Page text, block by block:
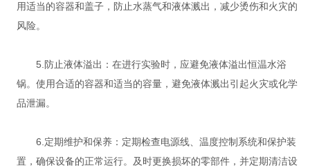
用适当的容器和盖子，防止水蒸气和液体溅出，减少烫伤和火灾的
风险。
5.防止液体溢出：在进行实验时，应避免液体溢出恒温水浴
锅。使用合适的容器和适当的容量，避免液体溅出引起火灾或化学
品泄漏。
6.定期维护和保养：定期检查电源线、温度控制系统和保护装
置，确保设备的正常运行。及时更换损坏的零部件，并定期清洁设